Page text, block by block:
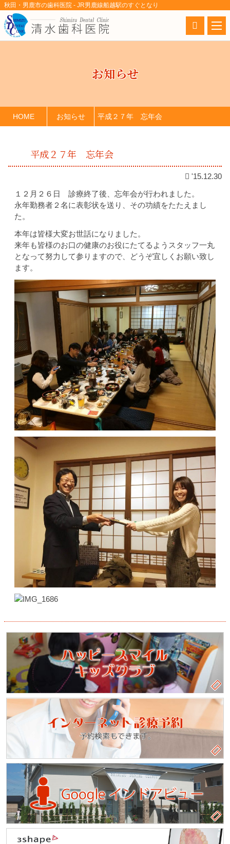
秋田・男鹿市の歯科医院 - JR男鹿線船越駅のすぐとなり
お知らせ
HOME お知らせ 平成２７年 忘年会
平成２７年 忘年会
'15.12.30
１２月２６日 診療終了後、忘年会が行われました。
永年勤務者２名に表彰状を送り、その功績をたたえまし
た。
本年は皆様大変お世話になりました。
来年も皆様のお口の健康のお役にたてるようスタッフ一丸
となって努力して参りますので、どうぞ宜しくお願い致し
ます。